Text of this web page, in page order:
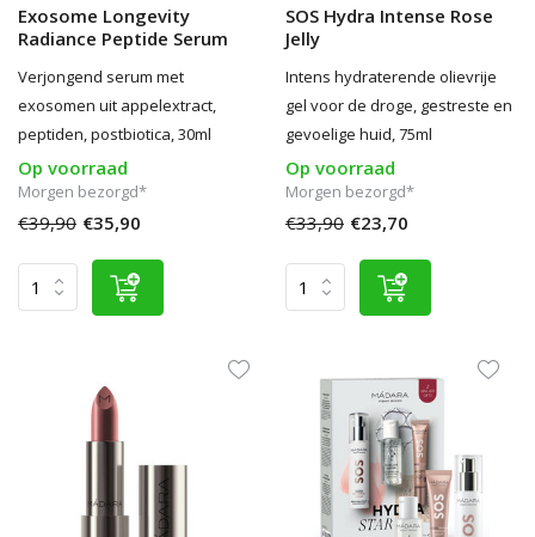
Exosome Longevity
Radiance Peptide Serum
Verjongend serum met
exosomen uit appelextract,
peptiden, postbiotica, 30ml
Op voorraad
Morgen bezorgd*
€39,90 €35,90
SOS Hydra Intense Rose
Jelly
Intens hydraterende olievrije
gel voor de droge, gestreste en
gevoelige huid, 75ml
Op voorraad
Morgen bezorgd*
€33,90 €23,70